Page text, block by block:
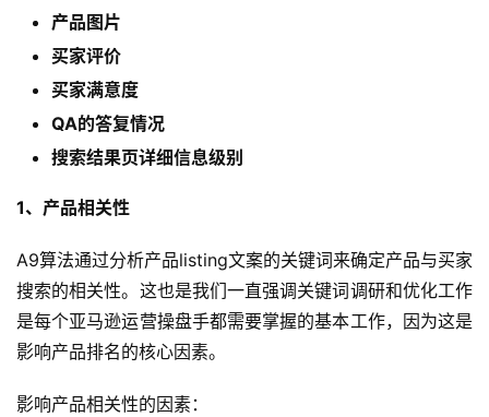
产品图片
买家评价
买家满意度
QA的答复情况
搜索结果页详细信息级别
1、产品相关性
A9算法通过分析产品listing文案的关键词来确定产品与买家
搜索的相关性。这也是我们一直强调关键词调研和优化工作
是每个亚马逊运营操盘手都需要掌握的基本工作，因为这是
影响产品排名的核心因素。
影响产品相关性的因素：